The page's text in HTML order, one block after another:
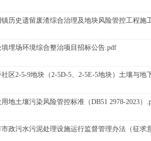
历史遗留废渣综合治理及地块风险管控工程施
埋场环境综合整治项目招标公告.pdf
区2-5-9地块（2-5D-5、2-5E-5地块）土壤与
地土壤污染风险管控标准（DB51 2978-2023）
政污水污泥处理设施运行监督管理办法（征求